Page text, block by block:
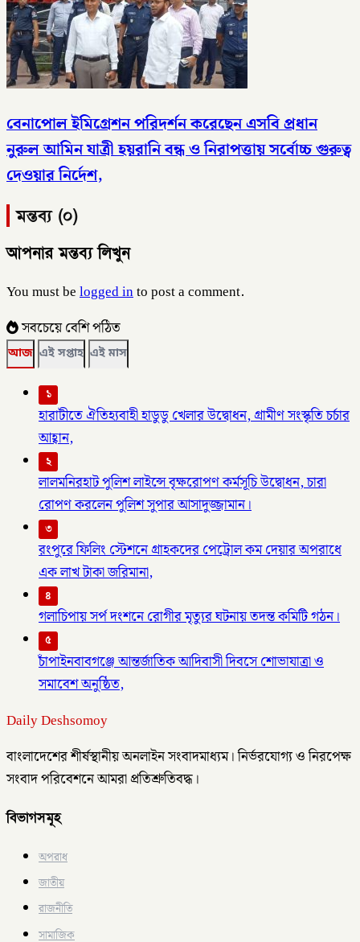
বেনাপোল ইমিগ্রেশন পরিদর্শন করেছেন এসবি প্রধান
নুরুল আমিন যাত্রী হয়রানি বন্ধ ও নিরাপত্তায় সর্বোচ্চ গুরুত্ব
দেওয়ার নির্দেশ,
মন্তব্য (০)
আপনার মন্তব্য লিখুন
You must belogged into post a comment.
সবচেয়ে বেশি পঠিত
আজ এই সপ্তাহ এই মাস
১
হারাটীতে ঐতিহ্যবাহী হাডুডু খেলার উদ্বোধন, গ্রামীণ সংস্কৃতি চর্চার
আহ্বান,
২
লালমনিরহাট পুলিশ লাইন্সে বৃক্ষরোপণ কর্মসূচি উদ্বোধন, চারা
রোপণ করলেন পুলিশ সুপার আসাদুজ্জামান।
৩
রংপুরে ফিলিং স্টেশনে গ্রাহকদের পেট্রোল কম দেয়ার অপরাধে
এক লাখ টাকা জরিমানা,
৪
গলাচিপায় সর্প দংশনে রোগীর মৃত্যুর ঘটনায় তদন্ত কমিটি গঠন।
৫
চাঁপাইনবাবগঞ্জে আন্তর্জাতিক আদিবাসী দিবসে শোভাযাত্রা ও
সমাবেশ অনুষ্ঠিত,
Daily Deshsomoy
বাংলাদেশের শীর্ষস্থানীয় অনলাইন সংবাদমাধ্যম। নির্ভরযোগ্য ও নিরপেক্ষ
সংবাদ পরিবেশনে আমরা প্রতিশ্রুতিবদ্ধ।
বিভাগসমূহ
অপরাধ
জাতীয়
রাজনীতি
সামাজিক